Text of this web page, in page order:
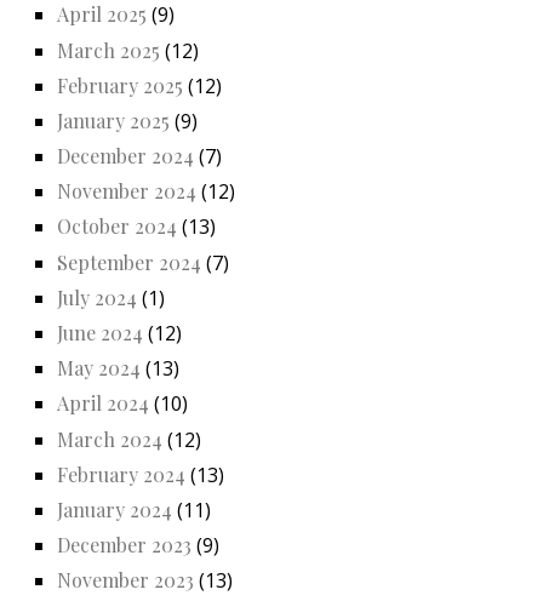
April 2025 (9)
March 2025 (12)
February 2025 (12)
January 2025 (9)
December 2024 (7)
November 2024 (12)
October 2024 (13)
September 2024 (7)
July 2024 (1)
June 2024 (12)
May 2024 (13)
April 2024 (10)
March 2024 (12)
February 2024 (13)
January 2024 (11)
December 2023 (9)
November 2023 (13)